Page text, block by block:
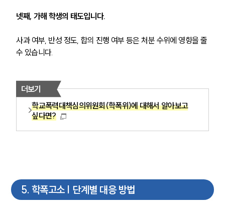
넷째, 가해 학생의 태도입니다.
사과 여부, 반성 정도, 합의 진행 여부 등은 처분 수위에 영향을 줄
수 있습니다.
더보기
학교폭력대책심의위원회(학폭위)에 대해서 알아보고
싶다면?
5. 학폭고소 | 단계별 대응 방법